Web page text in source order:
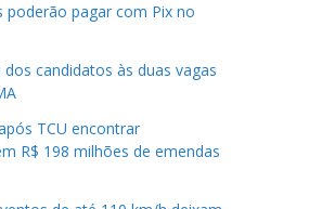
poderão pagar com Pix no
candidatos às duas vagas
TCU encontrar
R$ 198 milhões de emendas